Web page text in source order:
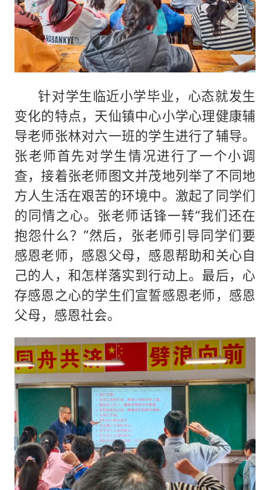
针对学生临近小学毕业，心态就发生
变化的特点，天仙镇中心小学心理健康辅
导老师张林对六一班的学生进行了辅导。
张老师首先对学生情况进行了一个小调
查，接着张老师图文并茂地列举了不同地
方人生活在艰苦的环境中。激起了同学们
的同情之心。张老师话锋一转“我们还在
抱怨什么？”然后，张老师引导同学们要
感恩老师，感恩父母，感恩帮助和关心自
己的人，和怎样落实到行动上。最后，心
存感恩之心的学生们宣誓感恩老师，感恩
父母，感恩社会。